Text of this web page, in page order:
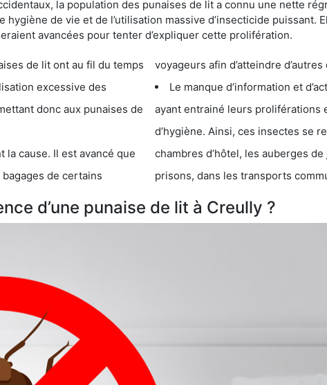
la population des punaises de lit a connu une nette
hygiène de vie et de l’utilisation massive d’insecticide puissant.
avancées pour tenter d’expliquer cette prolifération.
lit ont au fil du temps
des
de
Il est avancé que
certains
voyageurs afin d’atteindre
Le manque d’information et
ayant entrainé leurs proliférations
d’hygiène. Ainsi, ces insectes se
chambres d’hôtel, les auberges de
prisons, dans les transports
d’une punaise de lit à Creully ?